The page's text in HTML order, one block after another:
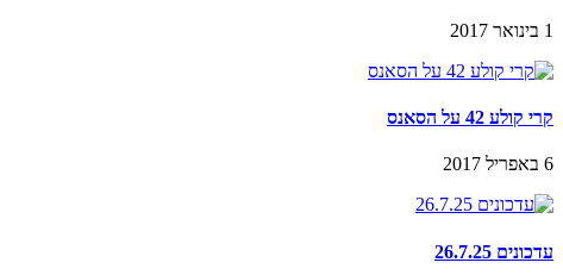
1 בינואר 2017
קרי קולע 42 על הסאנס
6 באפריל 2017
עדכונים 26.7.25